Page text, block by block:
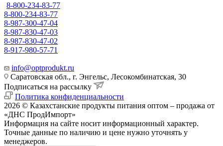
8-800-234-83-77
8-800-234-83-77
8-987-300-47-04
8-987-830-47-03
8-987-830-47-02
8-917-980-57-71
info@optprodukt.ru
Саратовская обл., г. Энгельс, Лесокомбинатская, 30
Подписаться на рассылку
Политика конфиденциальности
2026 © Казахстанские продукты питания оптом – продажа от
«ДНС ПродИмпорт»
Информация на сайте носит информационный характер.
Точные данные по наличию и цене нужно уточнять у
менеджеров.